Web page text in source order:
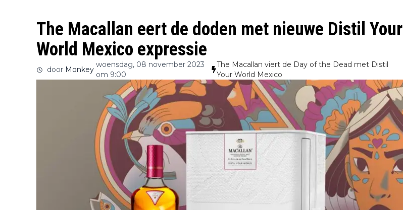
The Macallan eert de doden met nieuwe Distil Your
World Mexico expressie
door Monkey
woensdag, 08 november 2023
om 9:00
The Macallan viert de Day of the Dead met Distil
Your World Mexico